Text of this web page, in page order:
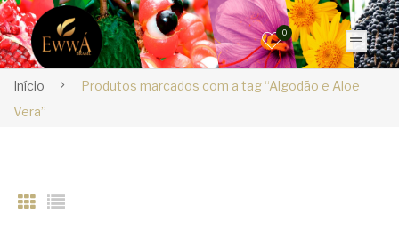
0
Início
Produtos marcados com a tag “Algodão e Aloe
Vera”